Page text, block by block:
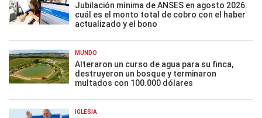
Jubilación mínima de ANSES en agosto 2026:
cuál es el monto total de cobro con el haber
actualizado y el bono
MUNDO
Alteraron un curso de agua para su finca,
destruyeron un bosque y terminaron
multados con 100.000 dólares
IGLESIA